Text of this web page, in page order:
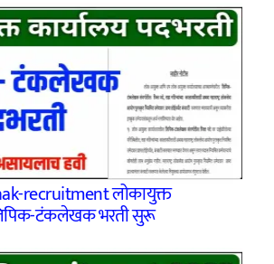
recruitment लोकायुक्त
टंकलेखक भरती सुरू